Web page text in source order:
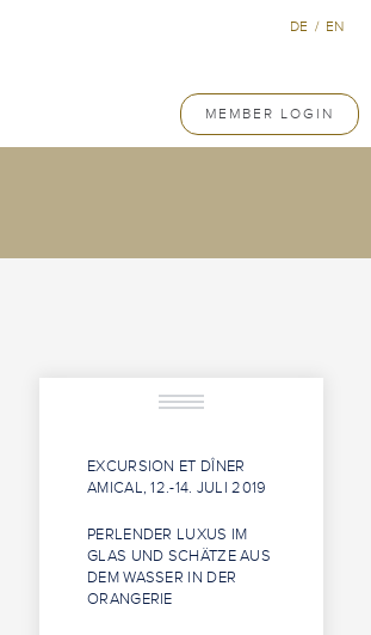
MEMBER LOGIN
DE / EN
EXCURSION ET DÎNER
AMICAL, 12.-14. JULI 2019
PERLENDER LUXUS IM
GLAS UND SCHÄTZE AUS
DEM WASSER IN DER
ORANGERIE